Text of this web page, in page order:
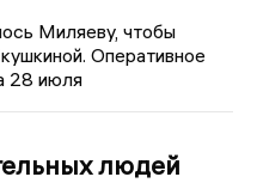
Миляеву, чтобы
Оперативное
28 июля
людей